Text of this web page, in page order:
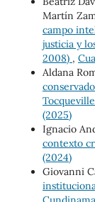
Martín
campo
justicia y
2008) ,
Aldana
Tocqueville
(2025)
Ignacio
contexto
(2024)
Giovanni